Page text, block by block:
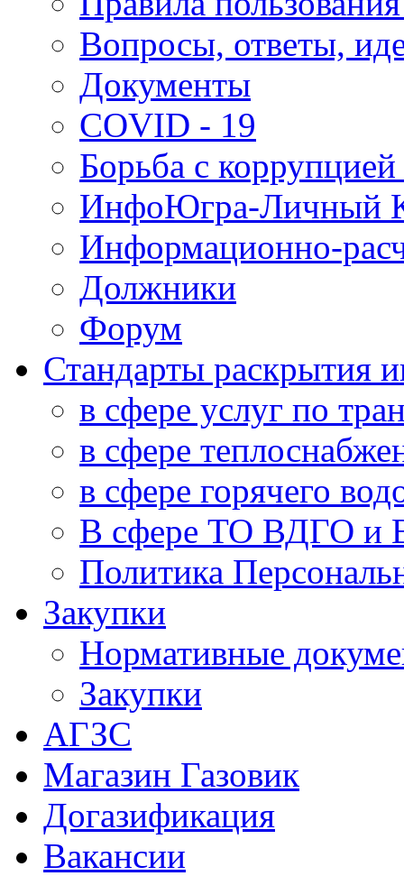
Вопросы, ответы,
Документы
COVID - 19
Борьба с
ИнфоЮгра-Личный
Информационно-
Должники
Форум
Стандарты раскрытия
в сфере услуг по
в сфере
в сфере горячего
В сфере ТО ВДГО и
Политика
Закупки
Нормативные
Закупки
АГЗС
Магазин Газовик
Догазификация
Вакансии